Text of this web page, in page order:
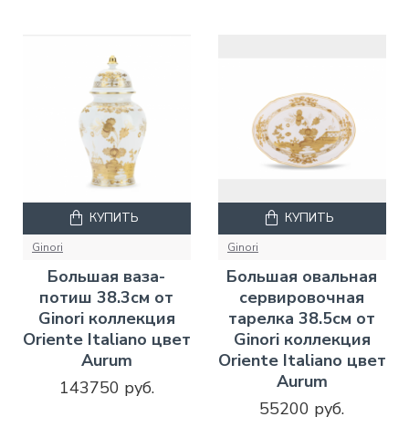
Ginori
Большая ваза-
потиш 38.3см от
Ginori коллекция
Oriente Italiano цвет
Aurum
143750 руб.
КУПИТЬ
Ginori
Большая овальная
сервировочная
тарелка 38.5см от
Ginori коллекция
Oriente Italiano цвет
Aurum
55200 руб.
КУПИТЬ